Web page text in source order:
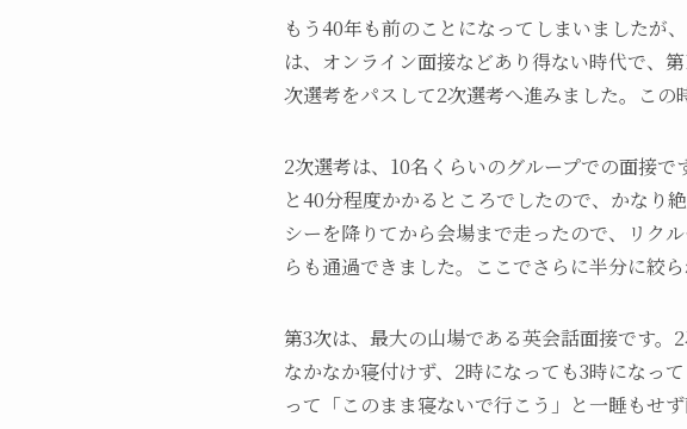
もう40年も前のことになってしまいましたが
は、オンライン面接などあり得ない時代で、
次選考をパスして2次選考へ進みました。この
2次選考は、10名くらいのグループでの面接
と40分程度かかるところでしたので、かなり
シーを降りてから会場まで走ったので、リク
らも通過できました。ここでさらに半分に絞ら
第3次は、最大の山場である英会話面接です。
なかなか寝付けず、2時になっても3時になっ
って「このまま寝ないで行こう」と一睡もせず